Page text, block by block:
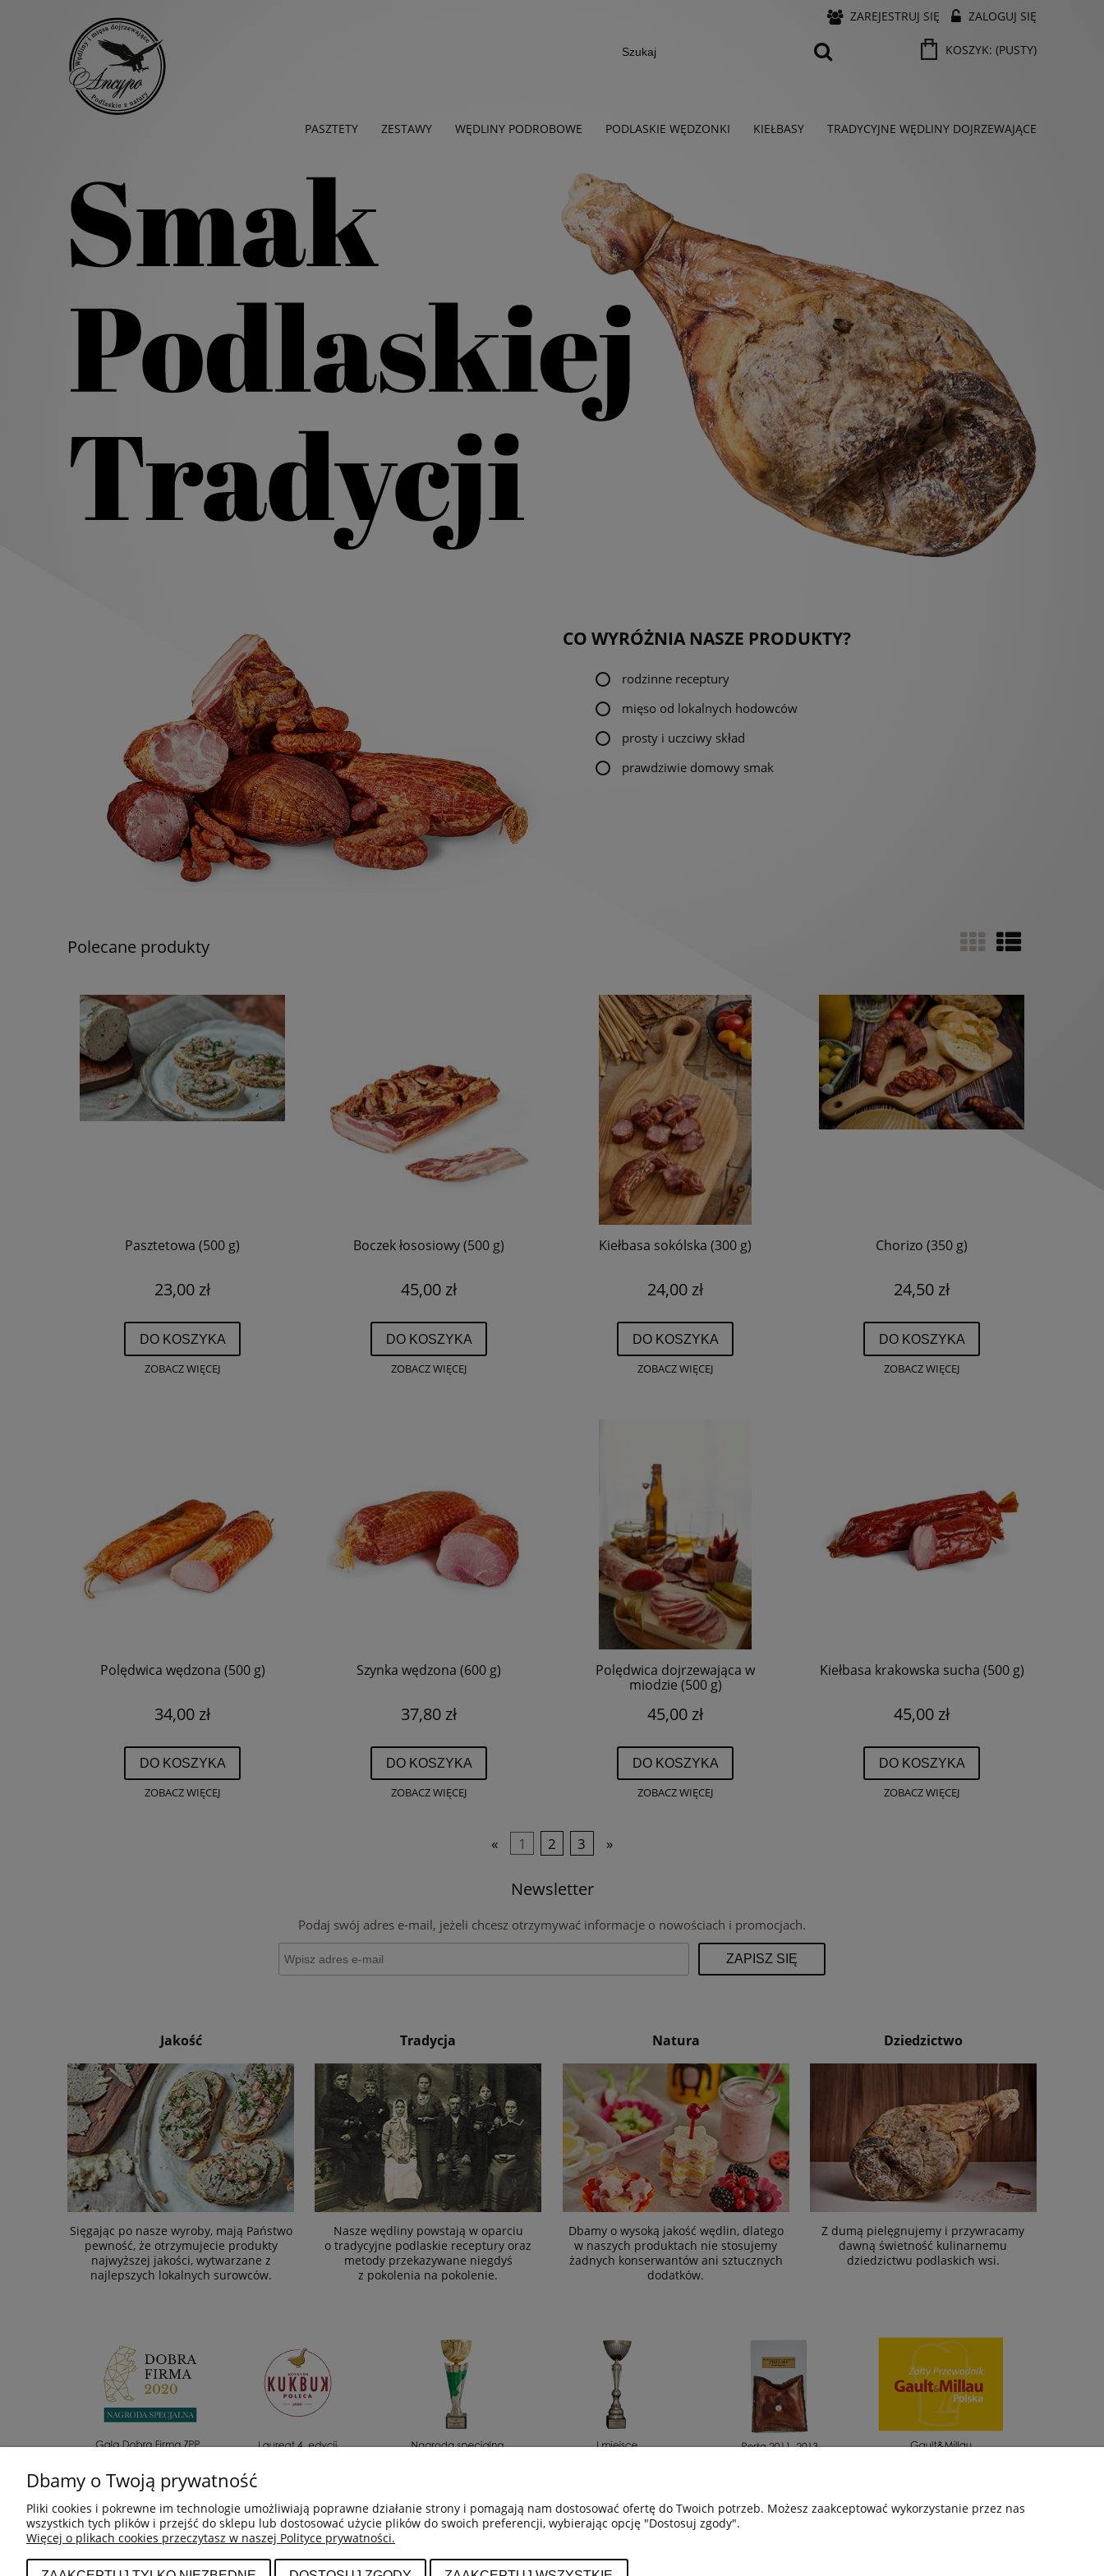
ZAREJESTRUJ SIĘ ZALOGUJ SIĘ
KOSZYK: (PUSTY)
PASZTETY ZESTAWY WĘDLINY PODROBOWE PODLASKIE WĘDZONKI KIEŁBASY TRADYCYJNE WĘDLINY DOJRZEWAJĄCE
CO WYRÓŻNIA NASZE PRODUKTY?
rodzinne receptury
mięso od lokalnych hodowców
prosty i uczciwy skład
prawdziwie domowy smak
Polecane produkty
Pasztetowa (500 g)
23,00 zł
DO KOSZYKA
ZOBACZ WIĘCEJ
Boczek łososiowy (500 g)
45,00 zł
DO KOSZYKA
ZOBACZ WIĘCEJ
Kiełbasa sokólska (300 g)
24,00 zł
DO KOSZYKA
ZOBACZ WIĘCEJ
Chorizo (350 g)
24,50 zł
DO KOSZYKA
ZOBACZ WIĘCEJ
Polędwica wędzona (500 g)
34,00 zł
DO KOSZYKA
ZOBACZ WIĘCEJ
Szynka wędzona (600 g)
37,80 zł
DO KOSZYKA
ZOBACZ WIĘCEJ
Polędwica dojrzewająca w
miodzie (500 g)
45,00 zł
DO KOSZYKA
ZOBACZ WIĘCEJ
Kiełbasa krakowska sucha (500 g)
45,00 zł
DO KOSZYKA
ZOBACZ WIĘCEJ
« 1 2 3 »
Newsletter
Podaj swój adres e-mail, jeżeli chcesz otrzymywać informacje o nowościach i promocjach.
ZAPISZ SIĘ
Jakość
Sięgając po nasze wyroby, mają Państwo
pewność, że otrzymujecie produkty
najwyższej jakości, wytwarzane z
najlepszych lokalnych surowców.
Tradycja
Nasze wędliny powstają w oparciu
o tradycyjne podlaskie receptury oraz
metody przekazywane niegdyś
z pokolenia na pokolenie.
Natura
Dbamy o wysoką jakość wędlin, dlatego
w naszych produktach nie stosujemy
żadnych konserwantów ani sztucznych
dodatków.
Dziedzictwo
Z dumą pielęgnujemy i przywracamy
dawną świetność kulinarnemu
dziedzictwu podlaskich wsi.
POMOC MOJE KONTO
Dbamy o Twoją prywatność
Pliki cookies i pokrewne im technologie umożliwiają poprawne działanie strony i pomagają nam dostosować ofertę do Twoich potrzeb. Możesz zaakceptować wykorzystanie przez nas
wszystkich tych plików i przejść do sklepu lub dostosować użycie plików do swoich preferencji, wybierając opcję "Dostosuj zgody".
Więcej o plikach cookies przeczytasz w naszej Polityce prywatności.